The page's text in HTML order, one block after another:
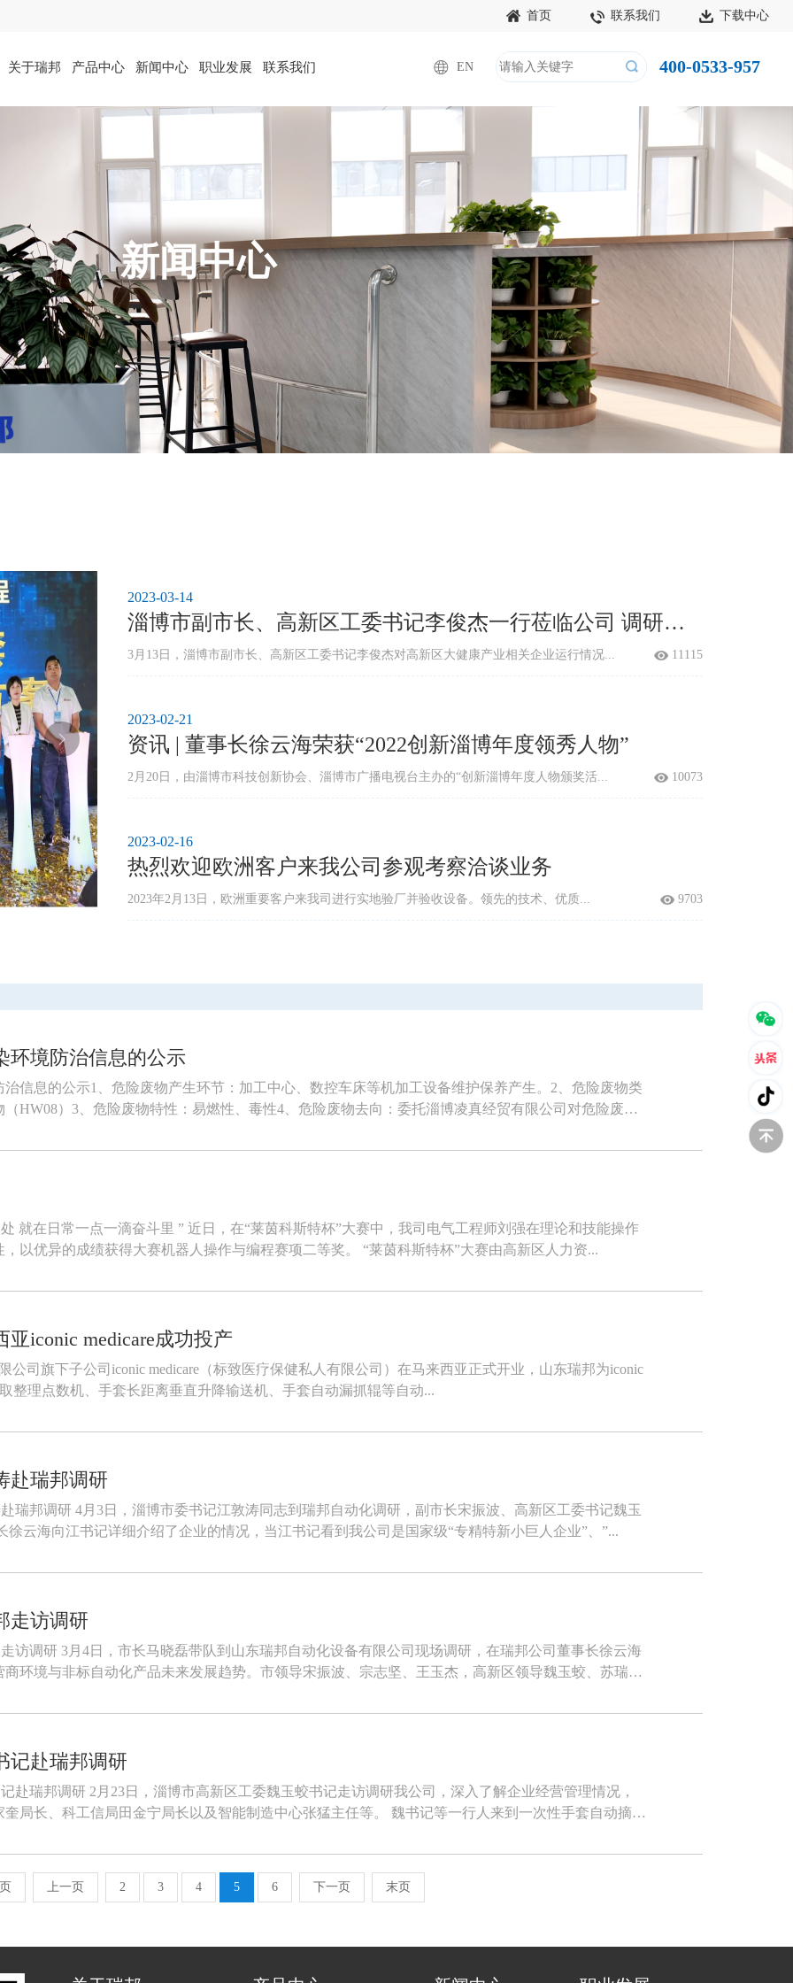
首页 联系我们 下载中心
400-0533-957
EN
关于瑞邦 产品中心 新闻中心 职业发展 联系我们
新闻中心
2023-03-14
淄博市副市长、高新区工委书记李俊杰一行莅临公司 调研指
导
3月13日，淄博市副市长、高新区工委书记李俊杰对高新区大健康产业相关企业运行情况... 11115
2023-02-21
资讯 | 董事长徐云海荣获“2022创新淄博年度领秀人物”
2月20日，由淄博市科技创新协会、淄博市广播电视台主办的“创新淄博年度人物颁奖活... 10073
2023-02-16
热烈欢迎欧洲客户来我公司参观考察洽谈业务
2023年2月13日，欧洲重要客户来我司进行实地验厂并验收设备。领先的技术、优质... 9703
环境防治信息的公示
治信息的公示1、危险废物产生环节：加工中心、数控车床等机加工设备维护保养产生。2、危险废物类
HW08）3、危险废物特性：易燃性、毒性4、危险废物去向：委托淄博凌真经贸有限公司对危险废物
能操作
中，展现出了自己的专业性，以优异的成绩获得大赛机器人操作与编程赛项二等奖。 “莱茵科斯特杯”大赛由高新区人力资...
iconic medicare成功投产
公司旗下子公司iconic medicare（标致医疗保健私人有限公司）在马来西亚正式开业，山东瑞邦为iconic
整理点数机、手套长距离垂直升降输送机、手套自动漏抓辊等自动...
赴瑞邦调研
副市长宋振波、高新区工委书记魏玉
陪同调研。 董事长徐云海向江书记详细介绍了企业的情况，当江书记看到我公司是国家级“专精特新小巨人企业”、”...
走访调研
访调研 3月4日，市长马晓磊带队到山东瑞邦自动化设备有限公司现场调研，在瑞邦公司董事长徐云海
环境与非标自动化产品未来发展趋势。市领导宋振波、宗志坚、王玉杰，高新区领导魏玉蛟、苏瑞
记赴瑞邦调研
赴瑞邦调研 2月23日，淄博市高新区工委魏玉蛟书记走访调研我公司，深入了解企业经营管理情况，
信局田金宁局长以及智能制造中心张猛主任等。 魏书记等一行人来到一次性手套自动摘
上一页 2 3 4 5 6 下一页 末页